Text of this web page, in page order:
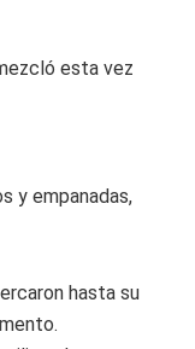
esta vez
y empanadas,
hasta su